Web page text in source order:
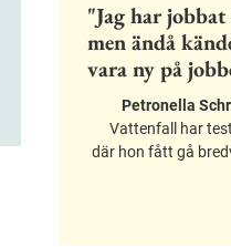
"Jag har
men ändå
vara ny på
Petronella
Vattenfall har
där hon fått gå